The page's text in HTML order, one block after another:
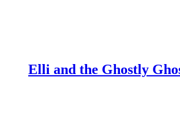
Elli and the Ghostly